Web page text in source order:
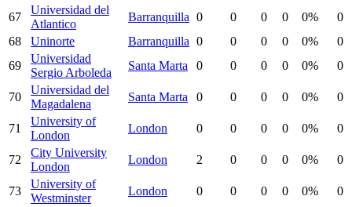
67
Universidad del
Atlantico
Barranquilla 0 0 0 0 0%
0
68
Uninorte Barranquilla 0 0 0 0 0%
0
69
Universidad
Sergio Arboleda
Santa Marta 0 0 0 0 0% 0
70
Universidad del
Magadalena
Santa Marta 0 0 0 0 0% 0
71
University of
London
London 0 0 0 0 0% 0
72
City University
London
London 2 0 0 0 0% 0
73
University of
Westminster
London 0 0 0 0 0% 0